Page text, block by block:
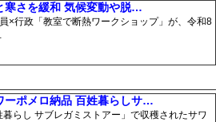
寒さを緩和 気候変動や脱…
×行政「教室で断熱ワークショップ」が、令和8
ーポメロ納品 百姓暮らしサ…
らし サブレガミストアー」で収穫されたサワ